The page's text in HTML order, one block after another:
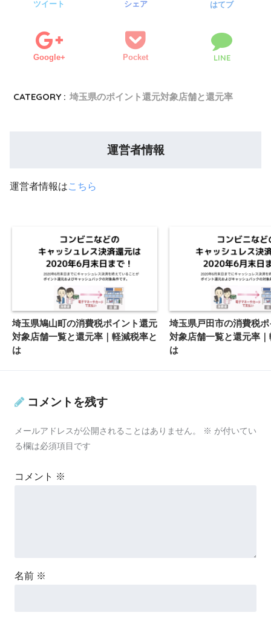
ツイート シェア はてブ
Google+ Pocket LINE
CATEGORY : 埼玉県のポイント還元対象店舗と還元率
運営者情報
運営者情報はこちら
埼玉県鳩山町の消費税ポイント還元
対象店舗一覧と還元率｜軽減税率と
は
埼玉県戸田市の消費税
対象店舗一覧と還元率
は
コメントを残す
メールアドレスが公開されることはありません。 ※ が付いてい
る欄は必須項目です
コメント ※
名前 ※